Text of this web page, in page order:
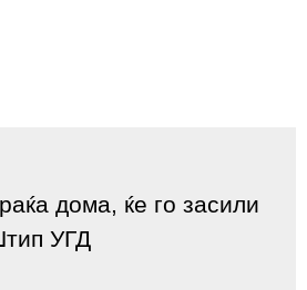
дома, ќе го засили
УГД